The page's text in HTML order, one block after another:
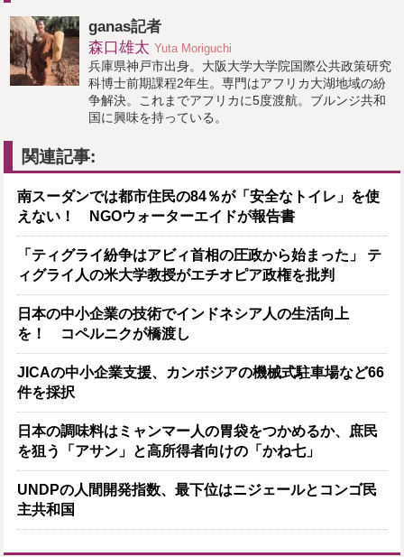
ganas記者
森口雄太 Yuta Moriguchi
兵庫県神戸市出身。大阪大学大学院国際公共政策研究
科博士前期課程2年生。専門はアフリカ大湖地域の紛
争解決。これまでアフリカに5度渡航。ブルンジ共和
国に興味を持っている。
関連記事:
南スーダンでは都市住民の84％が「安全なトイレ」を使
えない！ NGOウォーターエイドが報告書
「ティグライ紛争はアビィ首相の圧政から始まった」 テ
ィグライ人の米大学教授がエチオピア政権を批判
日本の中小企業の技術でインドネシア人の生活向上
を！ コペルニクが橋渡し
JICAの中小企業支援、カンボジアの機械式駐車場など66
件を採択
日本の調味料はミャンマー人の胃袋をつかめるか、庶民
を狙う「アサン」と高所得者向けの「かね七」
UNDPの人間開発指数、最下位はニジェールとコンゴ民
主共和国